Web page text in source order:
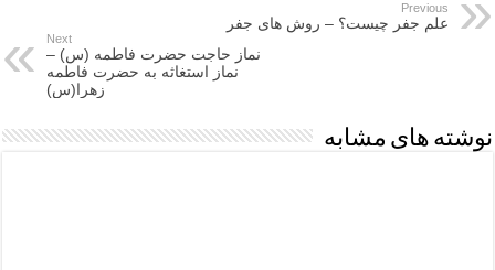
Previous
علم جفر چیست؟ – روش‌ های جفر
Next
نماز حاجت حضرت فاطمه (س) –
نماز استغاثه به حضرت فاطمه
زهرا(س)
نوشته های مشابه